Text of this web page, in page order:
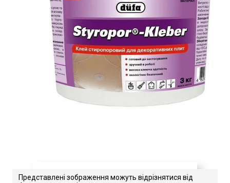
Представлені зображення можуть відрізнятися від